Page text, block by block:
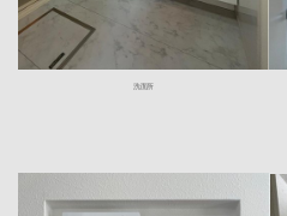
洗面所